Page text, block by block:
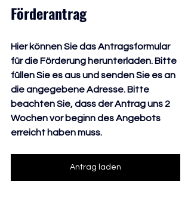
Förderantrag
Hier können Sie das Antragsformular
für die Förderung herunterladen. Bitte
füllen Sie es aus und senden Sie es an
die angegebene Adresse. Bitte
beachten Sie, dass der Antrag uns 2
Wochen vor beginn des Angebots
erreicht haben muss.
Antrag laden